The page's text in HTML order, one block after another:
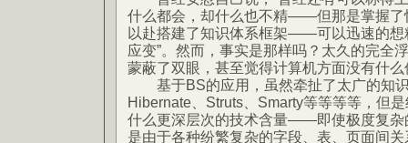
什么都会，却什么也不精——但那是掌握了
以赴搭建了知识体系框架——可以迅速的
应变”。然而，事实是那样吗？太久的完全
蒙蔽了双眼，甚至觉得计算机方面没有什
基于BS的应用，虽然牵扯了太广的知
Hibernate、Struts、Smarty等等等等，但
什么更深层次的技术含量——即使极度复杂
是由于各种纷繁复杂的字段、表、页面间